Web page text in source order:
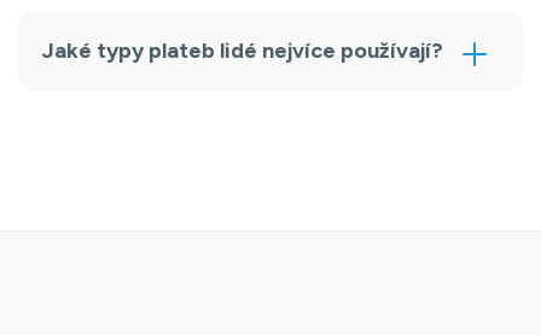
Jaké typy plateb lidé nejvíce používají?